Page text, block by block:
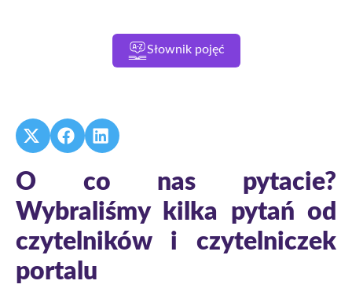
Słownik pojęć
O co nas pytacie?
Wybraliśmy kilka pytań od
czytelników i czytelniczek
portalu